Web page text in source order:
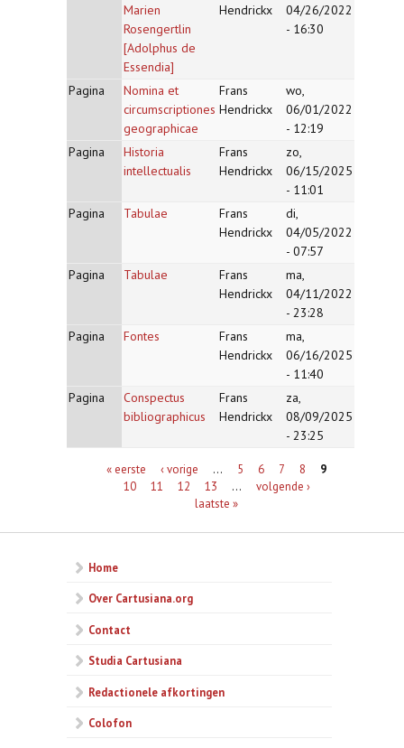
Marien
Rosengertlin
[Adolphus de
Essendia]
Hendrickx
04/26/2022
- 16:30
Pagina
Nomina et
circumscriptiones
geographicae
Frans
Hendrickx
wo,
06/01/2022
- 12:19
Pagina
Historia
intellectualis
Frans
Hendrickx
zo,
06/15/2025
- 11:01
Pagina
Tabulae
Frans
Hendrickx
di,
04/05/2022
- 07:57
Pagina
Tabulae
Frans
Hendrickx
ma,
04/11/2022
- 23:28
Pagina
Fontes
Frans
Hendrickx
ma,
06/16/2025
- 11:40
Pagina
Conspectus
bibliographicus
Frans
Hendrickx
za,
08/09/2025
- 23:25
Pagina's« eerste ‹ vorige … 5 6 7 8
9
10
11 12 13 …
volgende ›
laatste »
Home
Over Cartusiana.org
Contact
Studia Cartusiana
Redactionele afkortingen
Colofon